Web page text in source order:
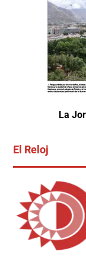
La
El Reloj